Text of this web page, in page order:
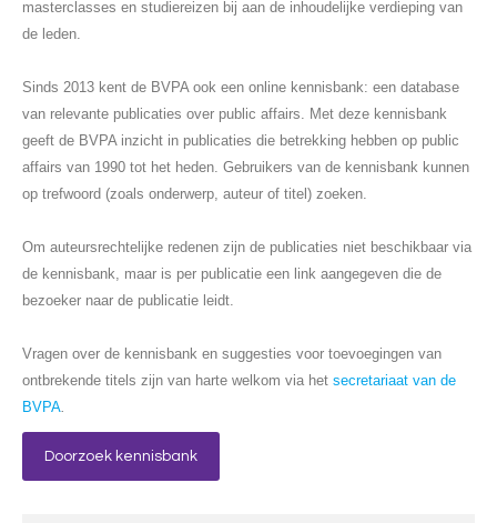
masterclasses en studiereizen bij aan de inhoudelijke verdieping van
de leden.
Sinds 2013 kent de BVPA ook een online kennisbank: een database
van relevante publicaties over public affairs. Met deze kennisbank
geeft de BVPA inzicht in publicaties die betrekking hebben op public
affairs van 1990 tot het heden. Gebruikers van de kennisbank kunnen
op trefwoord (zoals onderwerp, auteur of titel) zoeken.
Om auteursrechtelijke redenen zijn de publicaties niet beschikbaar via
de kennisbank, maar is per publicatie een link aangegeven die de
bezoeker naar de publicatie leidt.
Vragen over de kennisbank en suggesties voor toevoegingen van
ontbrekende titels zijn van harte welkom via het secretariaat van de
BVPA.
Doorzoek kennisbank